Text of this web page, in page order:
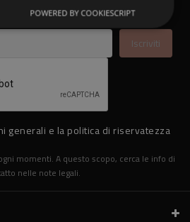
ALLA NEWSLETTER
generali e la politica di riservatezza
momenti. A questo scopo, cerca le info di
nelle note legali.
POWERED BY COOKIESCRIPT